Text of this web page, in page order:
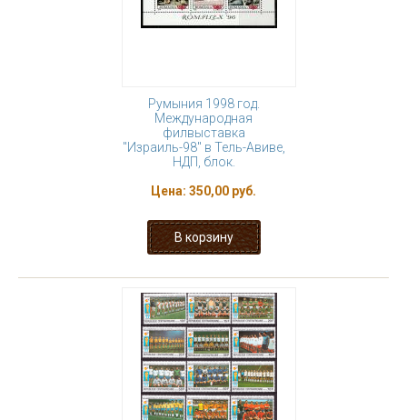
Румыния 1998 год.
Международная
филвыставка
"Израиль-98" в Тель-Авиве,
НДП, блок.
Цена: 350,00 руб.